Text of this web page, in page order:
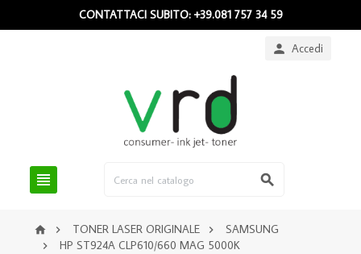
CONTATTACI SUBITO: +39.081 757 34 59
 Accedi
 
  TONER LASER ORIGINALE  SAMSUNG
 HP ST924A CLP610/660 MAG 5000K